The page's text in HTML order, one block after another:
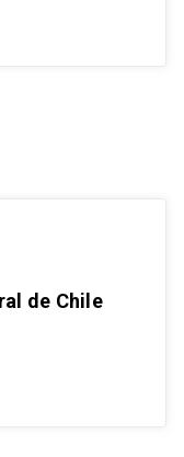
de Chile